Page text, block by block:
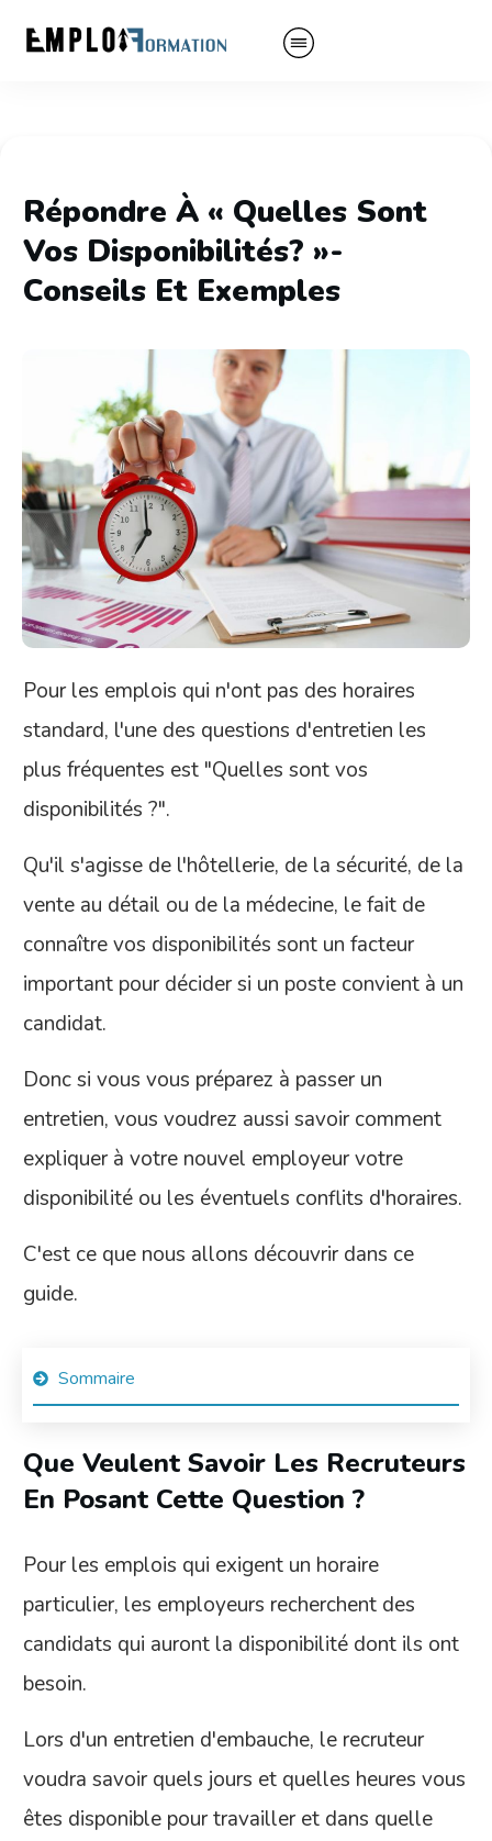
Répondre À « Quelles Sont
Vos Disponibilités? »-
Conseils Et Exemples
Pour les emplois qui n'ont pas des horaires
standard, l'une des questions d'entretien les
plus fréquentes est "Quelles sont vos
disponibilités ?".
Qu'il s'agisse de l'hôtellerie, de la sécurité, de la
vente au détail ou de la médecine, le fait de
connaître vos disponibilités sont un facteur
important pour décider si un poste convient à un
candidat.
Donc si vous vous préparez à passer un
entretien, vous voudrez aussi savoir comment
expliquer à votre nouvel employeur votre
disponibilité ou les éventuels conflits d'horaires.
C'est ce que nous allons découvrir dans ce
guide.
Sommaire
Que Veulent Savoir Les Recruteurs
En Posant Cette Question ?
Pour les emplois qui exigent un horaire
particulier, les employeurs recherchent des
candidats qui auront la disponibilité dont ils ont
besoin.
Lors d'un entretien d'embauche, le recruteur
voudra savoir quels jours et quelles heures vous
êtes disponible pour travailler et dans quelle